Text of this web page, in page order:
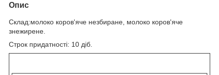
Опис
Склад:молоко коров'яче незбиране, молоко коров'яче
знежирене.
Строк придатності: 10 діб.